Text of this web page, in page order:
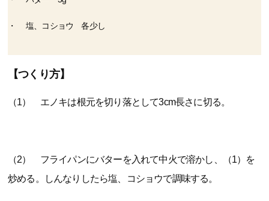
塩、コショウ 各少し
【つくり方】
（1） エノキは根元を切り落として3cm長さに切る。
（2） フライパンにバターを入れて中火で溶かし、（1）を
炒める。しんなりしたら塩、コショウで調味する。